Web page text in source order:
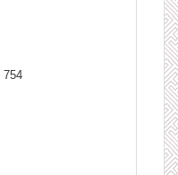
754